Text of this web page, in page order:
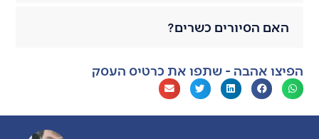
האם הסיורים כשרים?
הפיצו אהבה - שתפו את כרטיס העסק